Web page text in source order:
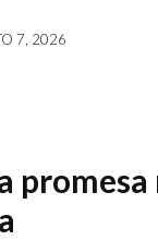
7, 2026